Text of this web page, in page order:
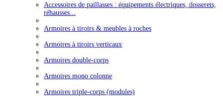
Accessoires de paillasses : équipements électriques, dosserets,
réhausses...
Armoires à tiroirs & meubles à roches
Armoires à tiroirs verticaux
Armoires double-corps
Armoires mono colonne
Armoires triple-corps (modules)